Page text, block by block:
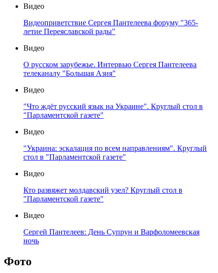
Видео
Видеоприветствие Сергея Пантелеева форуму "365-
летие Переяславской рады"
Видео
О русском зарубежье. Интервью Сергея Пантелеева
телеканалу "Большая Азия"
Видео
"Что ждёт русский язык на Украине". Круглый стол в
"Парламентской газете"
Видео
"Украина: эскалация по всем направлениям". Круглый
стол в "Парламентской газете"
Видео
Кто развяжет молдавский узел? Круглый стол в
"Парламентской газете"
Видео
Сергей Пантелеев: День Супрун и Варфоломеевская
ночь
Фото